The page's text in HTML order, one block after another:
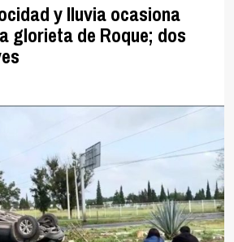
y lluvia ocasiona
glorieta de Roque; dos